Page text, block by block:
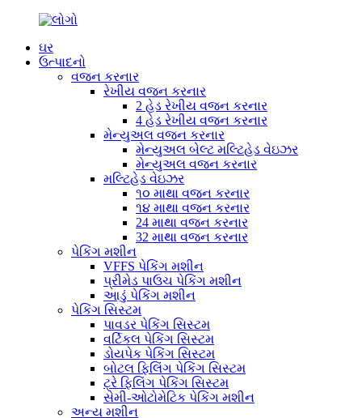
ઘર
ઉત્પાદનો
વજન કરનાર
રેખીય વજન કરનાર
2 હેડ રેખીય વજન કરનાર
4 હેડ રેખીય વજન કરનાર
મેન્યુઅલ વજન કરનાર
મેન્યુઅલ બેલ્ટ મલ્ટિહેડ વેઇઝર
મેન્યુઅલ વજન કરનાર
મલ્ટિહેડ વેઇઝર
૧૦ માથા વજન કરનાર
૧૪ માથા વજન કરનાર
24 માથા વજન કરનાર
32 માથા વજન કરનાર
પેકિંગ મશીન
VFFS પેકિંગ મશીન
પ્રીમેડ પાઉચ પેકિંગ મશીન
આડું પેકિંગ મશીન
પેકિંગ સિસ્ટમ
પાવડર પેકિંગ સિસ્ટમ
વર્ટિકલ પેકિંગ સિસ્ટમ
ડોયપેક પેકિંગ સિસ્ટમ
બોટલ ફિલિંગ પેકિંગ સિસ્ટમ
ટ્રે ફિલિંગ પેકિંગ સિસ્ટમ
સેમી-ઓટોમેટિક પેકિંગ મશીન
અન્ય મશીન